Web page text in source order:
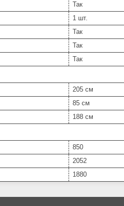
Так
1 шт.
Так
Так
Так
205 см
85 см
188 см
850
2052
1880